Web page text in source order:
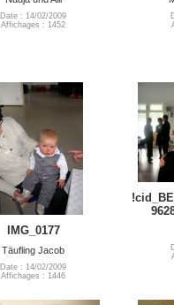
Date : 14/02/2009
Affichages : 1452
IMG_0177
Täufling Jacob
Date : 14/02/2009
Affichages : 1446